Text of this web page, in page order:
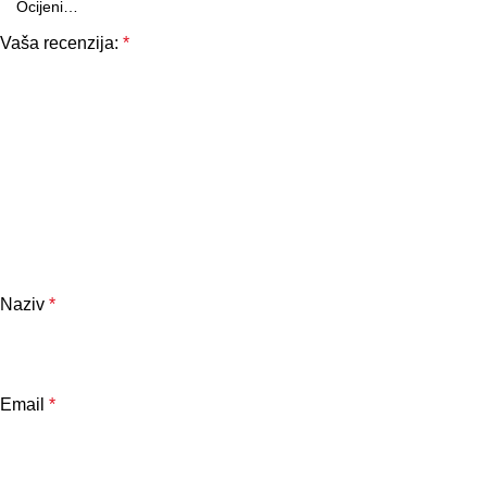
Vaša recenzija: *
Naziv *
Email *